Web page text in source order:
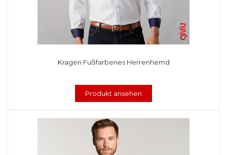
Kragen Fußfarbenes Herrenhemd
Produkt ansehen